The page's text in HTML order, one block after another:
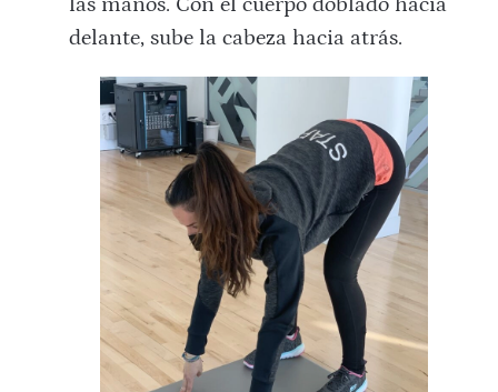
delante, sube la cabeza hacia atrás.